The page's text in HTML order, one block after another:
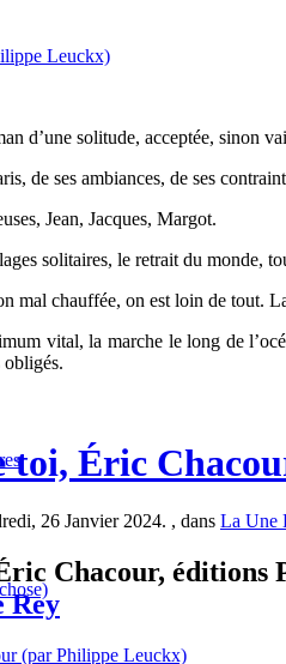
d’une solitude, acceptée, sinon
de ses ambiances, de ses
Jean, Jacques, Margot.
solitaires, le retrait du monde,
mal chauffée, on est loin de tout.
vital, la marche le long de
toi, Éric
26 Janvier 2024. , dans La Une
Chacour, éditions
Rey